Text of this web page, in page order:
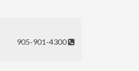
905-901-4300